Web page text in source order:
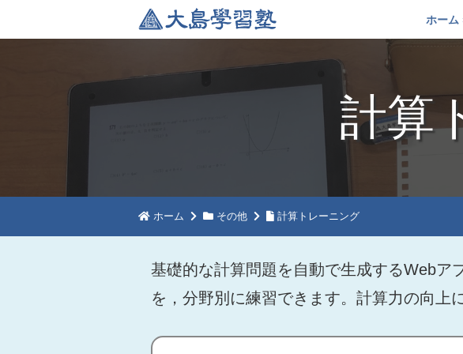
ホーム
計算
ホーム その他 計算トレーニング
基礎的な計算問題を自動で生成するWebア
を，分野別に練習できます。計算力の向上